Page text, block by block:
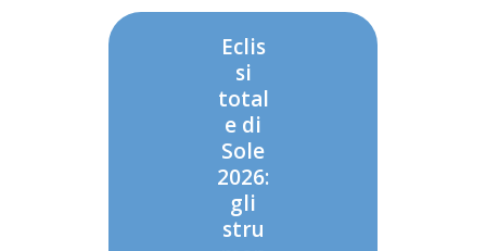
Eclis
si
total
e di
Sole
2026:
gli
stru